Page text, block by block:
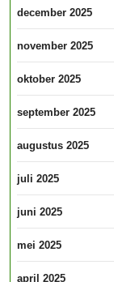
december 2025
november 2025
oktober 2025
september 2025
augustus 2025
juli 2025
juni 2025
mei 2025
april 2025